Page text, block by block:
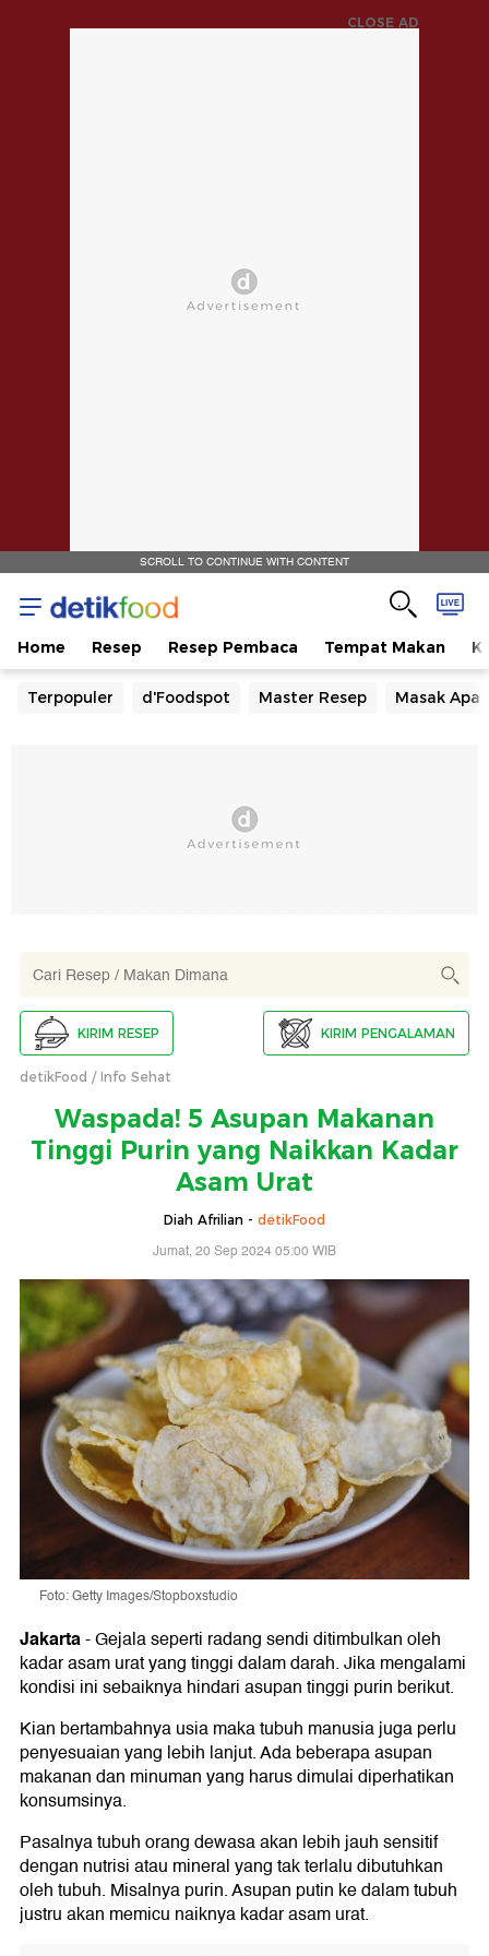
CLOSE AD
SCROLL TO CONTINUE WITH CONTENT
Home Resep Resep Pembaca Tempat Makan
Terpopuler d'Foodspot Master Resep Masak Apa
KIRIM RESEP KIRIM PENGALAMAN
detikFood Info Sehat
Waspada! 5 Asupan Makanan
Tinggi Purin yang Naikkan Kadar
Asam Urat
Diah Afrilian - detikFood
Jumat, 20 Sep 2024 05:00 WIB
Foto: Getty Images/Stopboxstudio
Jakarta-Gejala seperti radang sendi ditimbulkan oleh
kadar asam urat yang tinggi dalam darah. Jika mengalami
kondisi ini sebaiknya hindari asupan tinggi purin berikut.
Kian bertambahnya usia maka tubuh manusia juga perlu
penyesuaian yang lebih lanjut. Ada beberapa asupan
makanan dan minuman yang harus dimulai diperhatikan
konsumsinya.
Pasalnya tubuh orang dewasa akan lebih jauh sensitif
dengan nutrisi atau mineral yang tak terlalu dibutuhkan
oleh tubuh. Misalnya purin. Asupan putin ke dalam tubuh
justru akan memicu naiknya kadar asam urat.